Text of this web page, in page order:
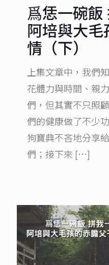
爲恁一碗
阿培與大
情（下）
上集文章中，我們
花體力與時間、親
們，但其實不只照
們的健康做了不少
狗寶典不吝地分享
們；接下來 […]